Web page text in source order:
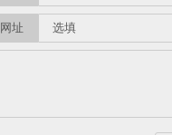
网址